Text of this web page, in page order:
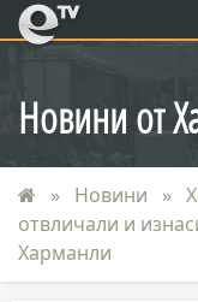
eTV
Новини от
Новини
отвличали и
Харманли